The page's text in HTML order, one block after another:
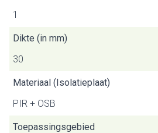
1
Dikte (in mm)
30
Materiaal (Isolatieplaat)
PIR + OSB
Toepassingsgebied